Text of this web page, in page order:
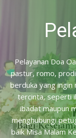
Pelayanan Doa
pastur, romo,
berduka yang ingin
tercinta, seperti
ibadat maupun
menghubungi
baik Misa Malam